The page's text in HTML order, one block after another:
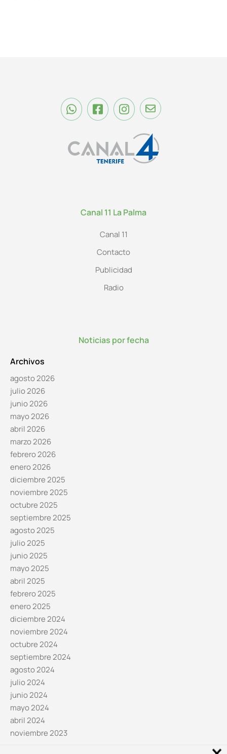
Canal 11 La Palma
Canal 11
Contacto
Publicidad
Radio
Noticias por fecha
Archivos
agosto 2026
julio 2026
junio 2026
mayo 2026
abril 2026
marzo 2026
febrero 2026
enero 2026
diciembre 2025
noviembre 2025
octubre 2025
septiembre 2025
agosto 2025
julio 2025
junio 2025
mayo 2025
abril 2025
febrero 2025
enero 2025
diciembre 2024
noviembre 2024
octubre 2024
septiembre 2024
agosto 2024
julio 2024
junio 2024
mayo 2024
abril 2024
noviembre 2023